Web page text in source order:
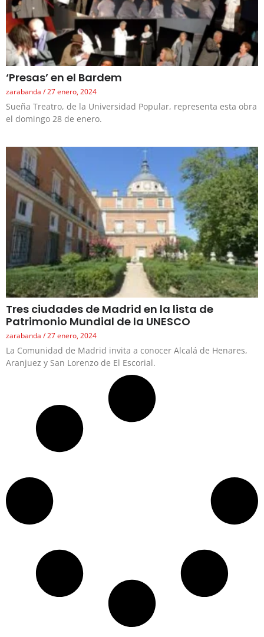
‘Presas’ en el Bardem
zarabanda 27 enero, 2024
Sueña Treatro, de la Universidad Popular, representa esta obra
el domingo 28 de enero.
Tres ciudades de Madrid en la lista de
Patrimonio Mundial de la UNESCO
zarabanda 27 enero, 2024
La Comunidad de Madrid invita a conocer Alcalá de Henares,
Aranjuez y San Lorenzo de El Escorial.